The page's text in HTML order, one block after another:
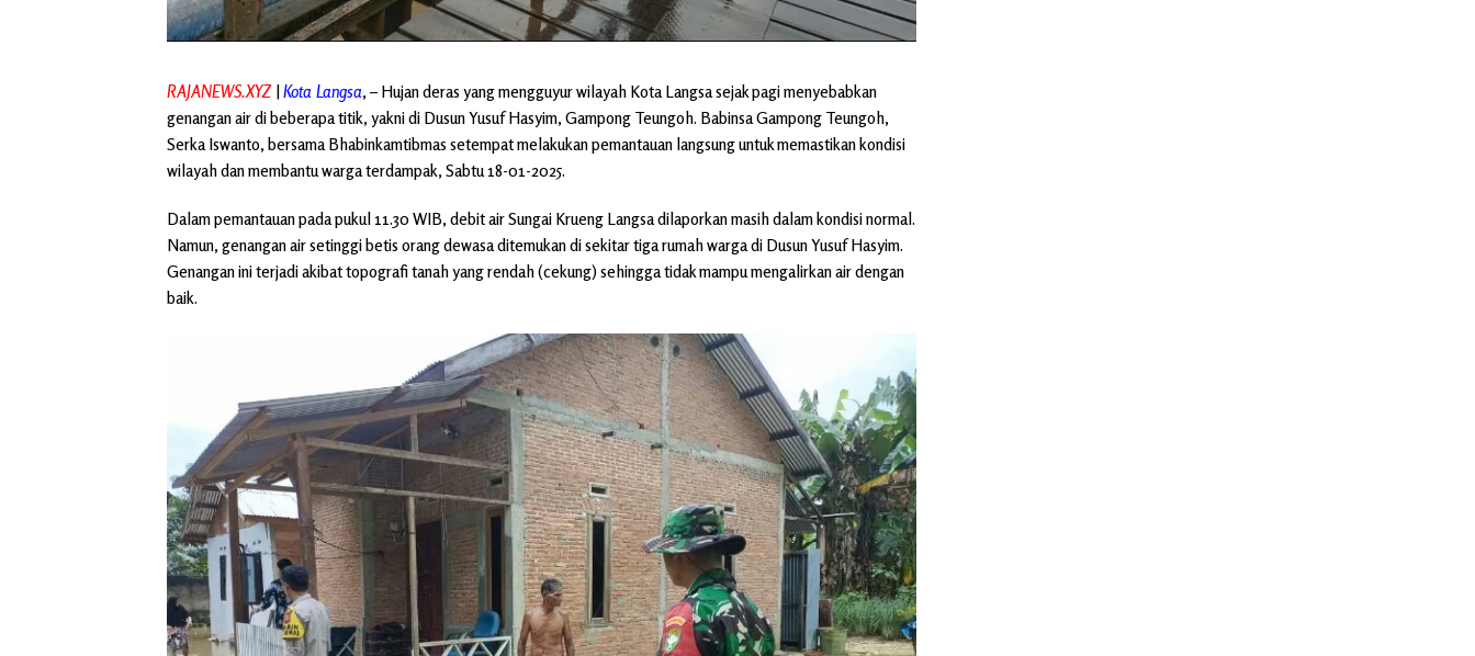
RAJANEWS.XYZ Kota Langsa, – Hujan deras yang mengguyur wilayah Kota Langsa sejak pagi menyebabkan
genangan air di beberapa titik, yakni di Dusun Yusuf Hasyim, Gampong Teungoh. Babinsa Gampong Teungoh,
Serka Iswanto, bersama Bhabinkamtibmas setempat melakukan pemantauan langsung untuk memastikan kondisi
wilayah dan membantu warga terdampak, Sabtu 18-01-2025.
Dalam pemantauan pada pukul 11.30 WIB, debit air Sungai Krueng Langsa dilaporkan masih dalam kondisi normal.
Namun, genangan air setinggi betis orang dewasa ditemukan di sekitar tiga rumah warga di Dusun Yusuf Hasyim.
Genangan ini terjadi akibat topografi tanah yang rendah (cekung) sehingga tidak mampu mengalirkan air dengan
baik.